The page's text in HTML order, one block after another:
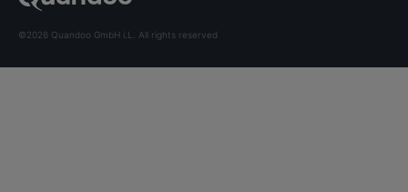
©2026 Quandoo GmbH i.L. All rights reserved